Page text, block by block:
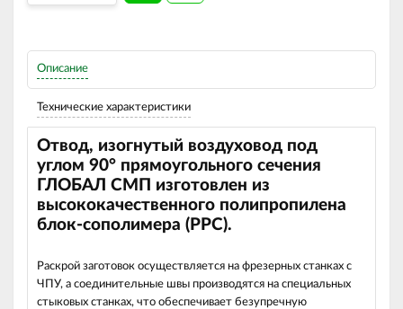
Описание
Технические характеристики
Отвод, изогнутый воздуховод под
углом 90° прямоугольного сечения
ГЛОБАЛ СМП изготовлен из
высококачественного полипропилена
блок-сополимера (РРС).
Раскрой заготовок осуществляется на фрезерных станках с
ЧПУ, а соединительные швы производятся на специальных
стыковых станках, что обеспечивает безупречную